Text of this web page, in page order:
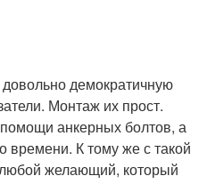
демократичную
Монтаж их прост.
анкерных болтов, а
времени. К тому же с такой
желающий, который